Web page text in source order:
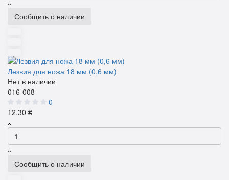
Сообщить о наличии
Лезвия для ножа 18 мм (0,6 мм)
Нет в наличии
016-008
0
12.30 ₴
Сообщить о наличии